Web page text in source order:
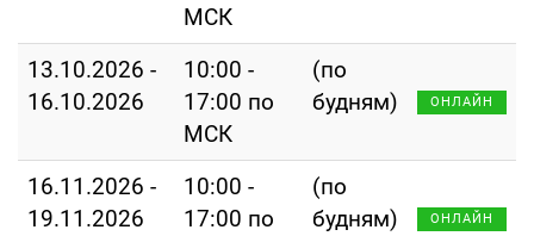
МСК
13.10.2026 -
16.10.2026
10:00 -
17:00 по
МСК
(по
будням)
ОНЛАЙН
16.11.2026 -
19.11.2026
10:00 -
17:00 по
(по
будням)
ОНЛАЙН